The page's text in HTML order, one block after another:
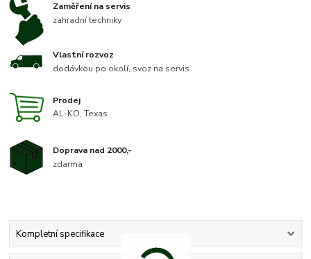
Zaměření na servis
zahradní techniky
Vlastní rozvoz
dodávkou po okolí, svoz na servis
Prodej
AL-KO, Texas
Doprava nad 2000,-
zdarma
Kompletní specifikace